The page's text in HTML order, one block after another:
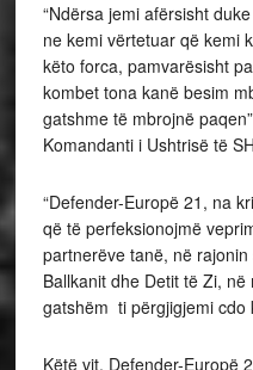
“Ndërsa jemi afërsisht
ne kemi vërtetuar që kemi
këto forca, pamvarësisht
kombet tona kanë besim
gatshme të mbrojnë
Komandanti i Ushtrisë të
“Defender-Europë 21, na
që të perfeksionojmë
partnerëve tanë, në
Ballkanit dhe Detit të Zi,
gatshëm ti përgjigjemi cdo
Këtë vit, Defender-Europë